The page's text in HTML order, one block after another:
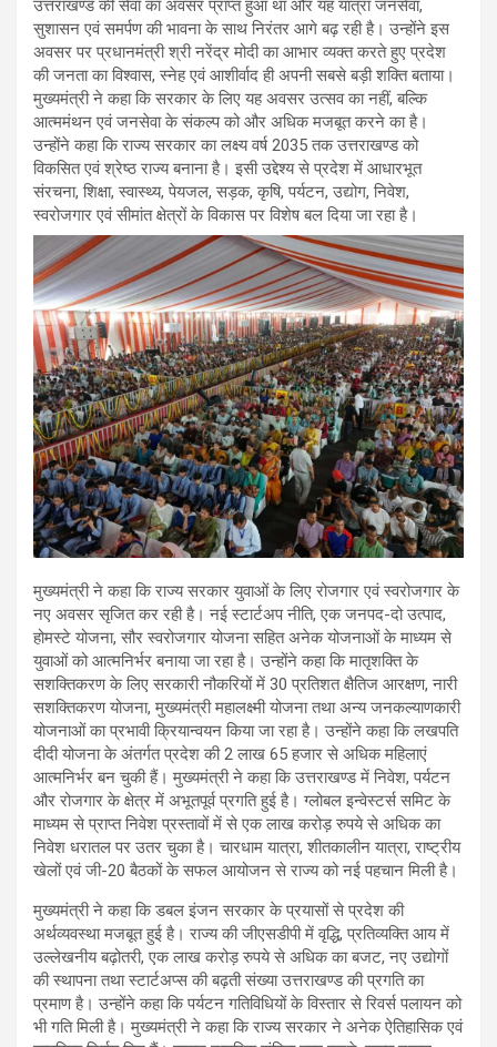
उत्तराखण्ड की सेवा का अवसर प्राप्त हुआ था और यह यात्रा जनसेवा,
सुशासन एवं समर्पण की भावना के साथ निरंतर आगे बढ़ रही है। उन्होंने इस
अवसर पर प्रधानमंत्री श्री नरेंद्र मोदी का आभार व्यक्त करते हुए प्रदेश
की जनता का विश्वास, स्नेह एवं आशीर्वाद ही अपनी सबसे बड़ी शक्ति बताया।
मुख्यमंत्री ने कहा कि सरकार के लिए यह अवसर उत्सव का नहीं, बल्कि
आत्ममंथन एवं जनसेवा के संकल्प को और अधिक मजबूत करने का है।
उन्होंने कहा कि राज्य सरकार का लक्ष्य वर्ष 2035 तक उत्तराखण्ड को
विकसित एवं श्रेष्ठ राज्य बनाना है। इसी उद्देश्य से प्रदेश में आधारभूत
संरचना, शिक्षा, स्वास्थ्य, पेयजल, सड़क, कृषि, पर्यटन, उद्योग, निवेश,
स्वरोजगार एवं सीमांत क्षेत्रों के विकास पर विशेष बल दिया जा रहा है।
मुख्यमंत्री ने कहा कि राज्य सरकार युवाओं के लिए रोजगार एवं स्वरोजगार के
नए अवसर सृजित कर रही है। नई स्टार्टअप नीति, एक जनपद-दो उत्पाद,
होमस्टे योजना, सौर स्वरोजगार योजना सहित अनेक योजनाओं के माध्यम से
युवाओं को आत्मनिर्भर बनाया जा रहा है। उन्होंने कहा कि मातृशक्ति के
सशक्तिकरण के लिए सरकारी नौकरियों में 30 प्रतिशत क्षैतिज आरक्षण, नारी
सशक्तिकरण योजना, मुख्यमंत्री महालक्ष्मी योजना तथा अन्य जनकल्याणकारी
योजनाओं का प्रभावी क्रियान्वयन किया जा रहा है। उन्होंने कहा कि लखपति
दीदी योजना के अंतर्गत प्रदेश की 2 लाख 65 हजार से अधिक महिलाएं
आत्मनिर्भर बन चुकी हैं। मुख्यमंत्री ने कहा कि उत्तराखण्ड में निवेश, पर्यटन
और रोजगार के क्षेत्र में अभूतपूर्व प्रगति हुई है। ग्लोबल इन्वेस्टर्स समिट के
माध्यम से प्राप्त निवेश प्रस्तावों में से एक लाख करोड़ रुपये से अधिक का
निवेश धरातल पर उतर चुका है। चारधाम यात्रा, शीतकालीन यात्रा, राष्ट्रीय
खेलों एवं जी-20 बैठकों के सफल आयोजन से राज्य को नई पहचान मिली है।
मुख्यमंत्री ने कहा कि डबल इंजन सरकार के प्रयासों से प्रदेश की
अर्थव्यवस्था मजबूत हुई है। राज्य की जीएसडीपी में वृद्धि, प्रतिव्यक्ति आय में
उल्लेखनीय बढ़ोतरी, एक लाख करोड़ रुपये से अधिक का बजट, नए उद्योगों
की स्थापना तथा स्टार्टअप्स की बढ़ती संख्या उत्तराखण्ड की प्रगति का
प्रमाण है। उन्होंने कहा कि पर्यटन गतिविधियों के विस्तार से रिवर्स पलायन को
भी गति मिली है। मुख्यमंत्री ने कहा कि राज्य सरकार ने अनेक ऐतिहासिक एवं